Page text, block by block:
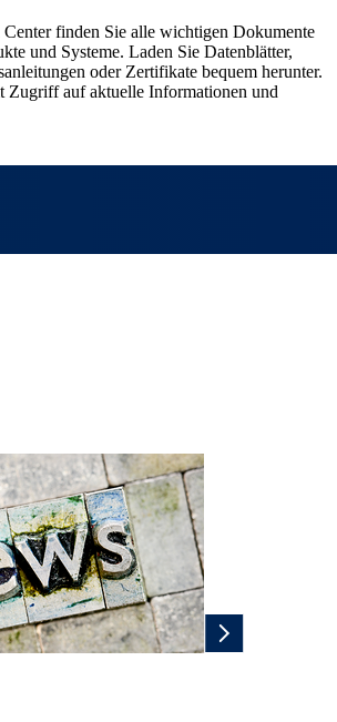
finden Sie alle wichtigen Dokumente
und Systeme. Laden Sie Datenblätter,
oder Zertifikate bequem herunter.
Zugriff auf aktuelle Informationen und